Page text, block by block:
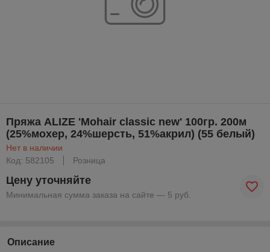
Пряжа ALIZE 'Mohair classic new' 100гр. 200м
(25%мохер, 24%шерсть, 51%акрил) (55 белый)
Нет в наличии
Код: 582105
Розница
Цену уточняйте
Минимальная сумма заказа на сайте — 5 руб.
Описание